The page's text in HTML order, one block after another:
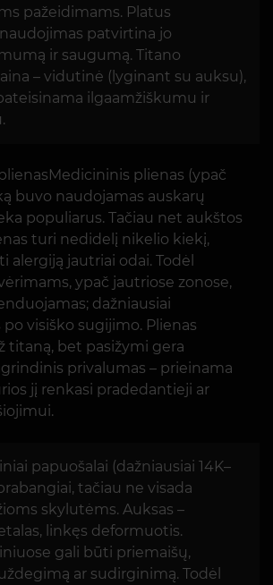
pažeidimams. Platus
patvirtina jo
ir saugumą. Titano
– vidutinė (lyginant su auksu),
ilgaamžiškumu ir
plienas (ypač
buvo naudojamas auskarų
populiarus. Tačiau net aukštos
turi nedidelį nikelio kiekį,
alergiją jautriai odai. Todėl
ypač jautriose zonose,
dažniausiai
visiško sugijimo. Plienas
titaną, bet pasižymi gera
privalumas – prieinama
jį renkasi pradedantieji ar
papuošalai (dažniausiai 14K–
tačiau ne visada
skylutėms. Auksas –
linkęs deformuotis.
gali būti priemaišų,
ar sudirginimą. Todėl